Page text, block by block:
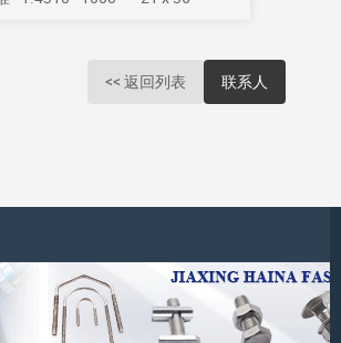
<< 返回列表 联系人